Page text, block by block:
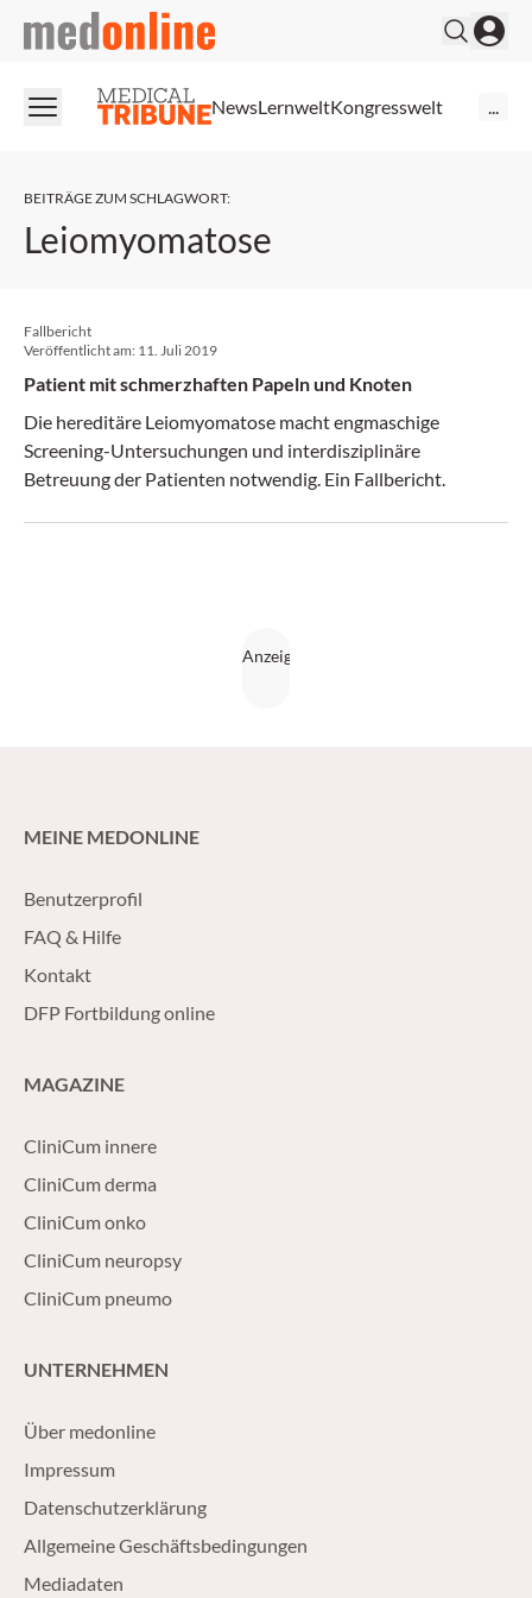
medonline
NewsLernweltKongresswelt
BEITRÄGE ZUM SCHLAGWORT:
Leiomyomatose
Fallbericht
Veröffentlicht am: 11. Juli 2019
Patient mit schmerzhaften Papeln und Knoten
Die hereditäre Leiomyomatose macht engmaschige
Screening-Untersuchungen und interdisziplinäre
Betreuung der Patienten notwendig. Ein Fallbericht.
MEINE MEDONLINE
Benutzerprofil
FAQ & Hilfe
Kontakt
DFP Fortbildung online
MAGAZINE
CliniCum innere
CliniCum derma
CliniCum onko
CliniCum neuropsy
CliniCum pneumo
UNTERNEHMEN
Über medonline
Impressum
Datenschutzerklärung
Allgemeine Geschäftsbedingungen
Mediadaten